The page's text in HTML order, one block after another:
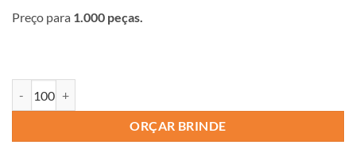
Preço para 1.000 peças.
ORÇAR BRINDE